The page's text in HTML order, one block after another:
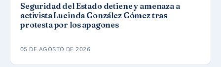
Seguridad del Estado detiene y amenaza a
activista Lucinda González Gómez tras
protesta por los apagones
05 DE AGOSTO DE 2026